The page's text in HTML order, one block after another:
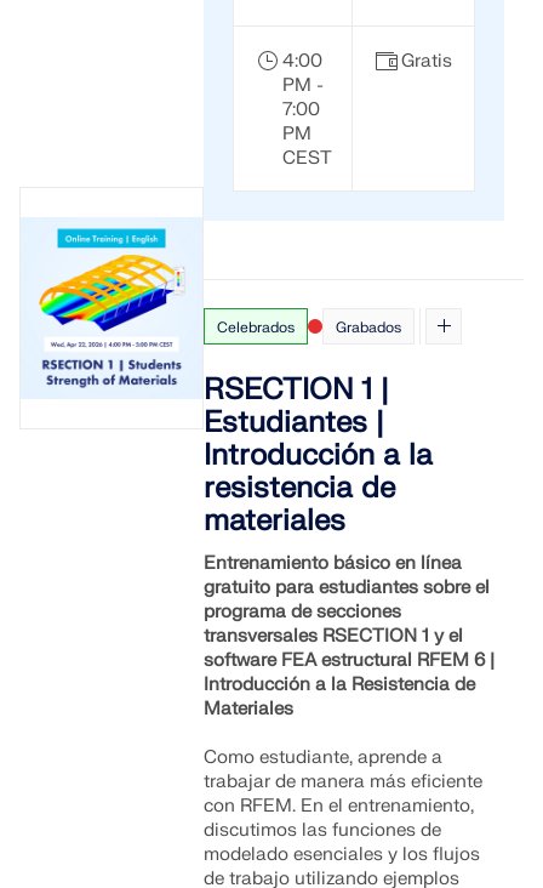
4:00
PM -
7:00
PM
CEST
Gratis
Celebrados Grabados
RSECTION 1 |
Estudiantes |
Introducción a la
resistencia de
materiales
Entrenamiento básico en línea
gratuito para estudiantes sobre el
programa de secciones
transversales RSECTION 1 y el
software FEA estructural RFEM 6 |
Introducción a la Resistencia de
Materiales
Como estudiante, aprende a
trabajar de manera más eficiente
con RFEM. En el entrenamiento,
discutimos las funciones de
modelado esenciales y los flujos
de trabajo utilizando ejemplos